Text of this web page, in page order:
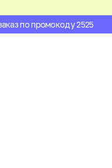
по промокоду 2525